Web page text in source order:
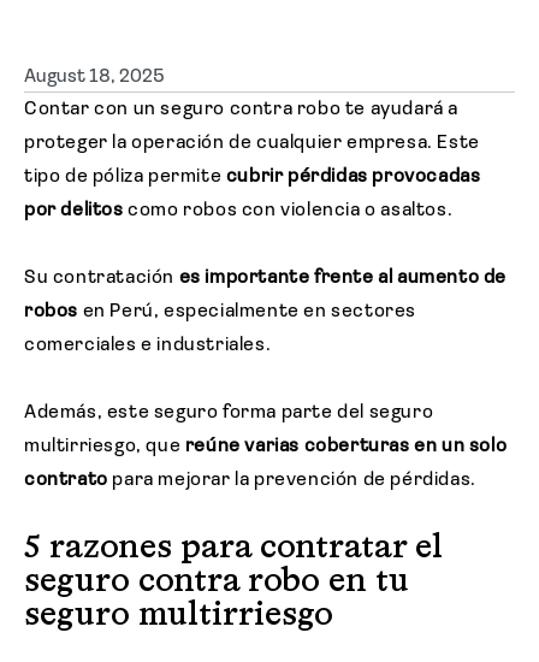
Solicitar cotización
August 18, 2025
Contar con un seguro contra robo te ayudará a
proteger la operación de cualquier empresa. Este
tipo de póliza permite cubrir pérdidas provocadas
por delitos como robos con violencia o asaltos.
Su contratación es importante frente al aumento de
robos en Perú, especialmente en sectores
comerciales e industriales.
Además, este seguro forma parte del seguro
multirriesgo, que reúne varias coberturas en un solo
contrato para mejorar la prevención de pérdidas.
5 razones para contratar el
seguro contra robo en tu
seguro multirriesgo